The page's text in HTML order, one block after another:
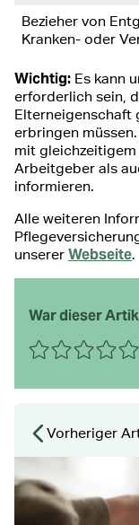
Bezieher von
Kranken- oder
Wichtig: Es kann
erforderlich sein,
Elterneigenschaft
erbringen
mit
Arbeitgeber als
informieren.
Alle weiteren
unserer Webseite.
War dieser
0 Sterne
1 Stern2 Sterne
3 Sterne
4 5
Absenden
Vorheriger